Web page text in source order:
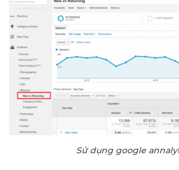
Sử dụng google